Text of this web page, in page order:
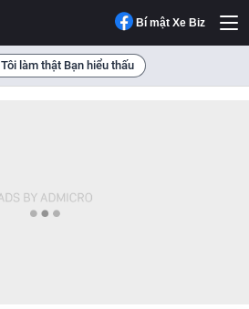
Bí mật Xe Biz
Tôi làm thật Bạn hiểu thấu